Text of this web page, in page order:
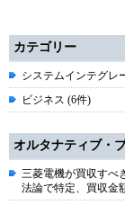
カテゴリー
システムインテグレ
ビジネス (6件)
オルタナティブ・
三菱電機が買収すべ
法論で特定、買収金